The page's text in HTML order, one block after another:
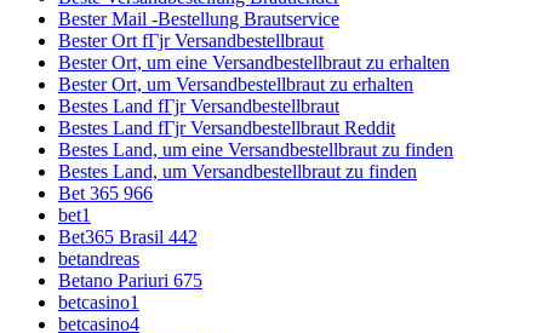
Bester Mail -Bestellung Brautservice
Bester Ort fГјr Versandbestellbraut
Bester Ort, um eine Versandbestellbraut zu erhalten
Bester Ort, um Versandbestellbraut zu erhalten
Bestes Land fГјr Versandbestellbraut
Bestes Land fГјr Versandbestellbraut Reddit
Bestes Land, um eine Versandbestellbraut zu finden
Bestes Land, um Versandbestellbraut zu finden
Bet 365 966
bet1
Bet365 Brasil 442
betandreas
Betano Pariuri 675
betcasino1
betcasino4